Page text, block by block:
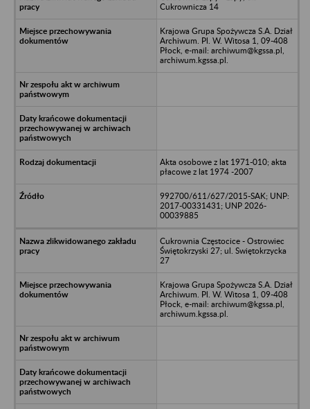
Cukrownicza 14
Krajowa Grupa Spożywcza S.A. Dział
Archiwum. Pl. W. Witosa 1, 09-408
Płock, e-mail: archiwum@kgssa.pl,
archiwum.kgssa.pl.
Akta osobowe z lat 1971-010; akta
płacowe z lat 1974 -2007
992700/611/627/2015-SAK; UNP:
2017-00331431; UNP 2026-
00039885
Cukrownia Częstocice - Ostrowiec
Świętokrzyski 27; ul. Swiętokrzycka
27
Krajowa Grupa Spożywcza S.A. Dział
Archiwum. Pl. W. Witosa 1, 09-408
Płock, e-mail: archiwum@kgssa.pl,
archiwum.kgssa.pl.